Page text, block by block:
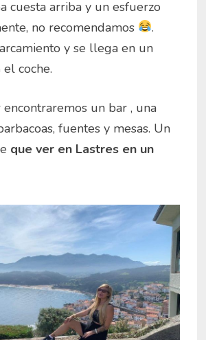
cuesta arriba y un esfuerzo
no recomendamos
.
y se llega en un
coche.
un bar , una
fuentes y mesas. Un
que ver en Lastres en un